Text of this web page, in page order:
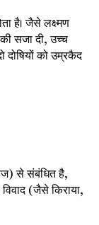
है। जैसे लक्ष्मण
सजा दी, उच्च
दोषियों को उम्रकैद
से संबंधित है,
विवाद (जैसे किराया,